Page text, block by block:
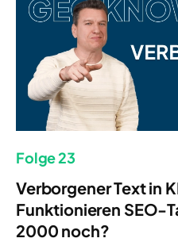
Folge 23
Verborgener Text in
Funktionieren SEO-
2000 noch?